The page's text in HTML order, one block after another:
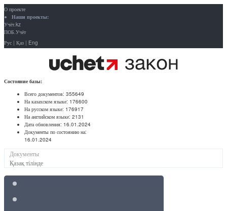
О проекте
Наши проекты:
Учёт.kz
ПОБ.Учёт
Рус | Қаз | Eng
Состояние базы:
Всего документов: 355649
На казахском языке: 176600
На русском языке: 176917
На английском языке: 2131
Дата обновления: 16.01.2024
Документы по состоянию на:
16.01.2024
Документы
Қазақ тілінде